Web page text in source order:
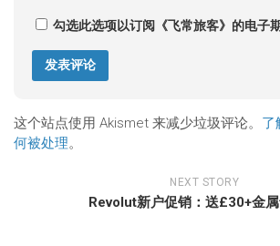
勾选此选项以订阅《飞常旅客》的电子
这个站点使用 Akismet 来减少垃圾评论。 了
何被处理。
NEXT STORY
Revolut新户促销：送£30+金